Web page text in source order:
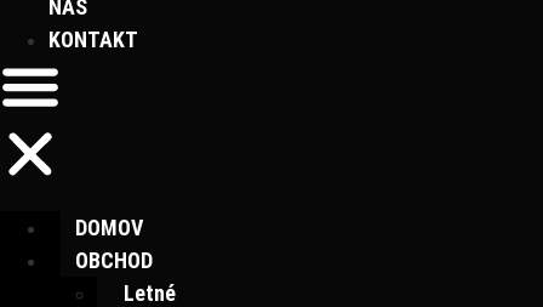
NÁS
KONTAKT
DOMOV
OBCHOD
Letné